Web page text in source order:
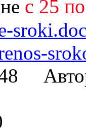
с 25